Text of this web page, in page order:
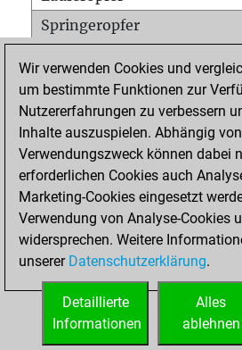
Springeropfer
Matt auf vollem Brett
Bauer setzt Matt
Erstickte Matts
Unterverwandlungen
Türme auf der siebten
STARTSEITE
Wir verwenden Cookies und
um bestimmte Funktionen zur
Nutzererfahrungen zu verbessern
Inhalte auszuspielen. Abhängig
Verwendungszweck können dabei
erforderlichen Cookies auch
Marketing-Cookies eingesetzt
Verwendung von Analyse-Cookies
widersprechen. Weitere
unserer Datenschutzerklärung.
Alles
ablehnen
Detaillierte
Informationen